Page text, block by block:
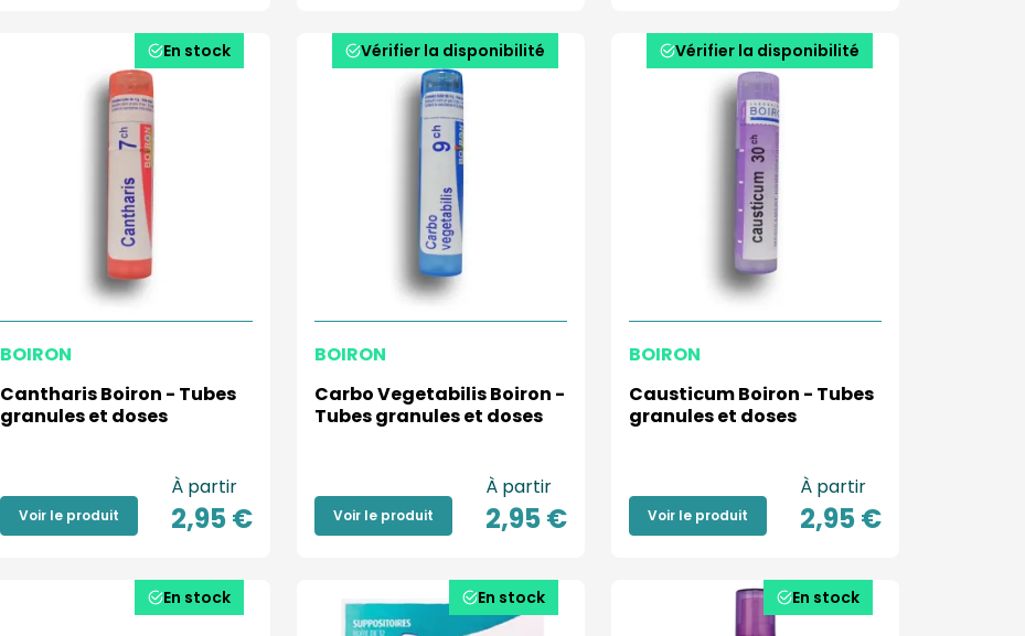
En stock
BOIRON
Cantharis Boiron - Tubes
granules et doses
Voir le produit
À partir
2,95 €
Vérifier la disponibilité
BOIRON
Carbo Vegetabilis Boiron -
Tubes granules et doses
Voir le produit
À partir
2,95 €
Vérifier la disponibilité
BOIRON
Causticum Boiron - Tubes
granules et doses
Voir le produit
À partir
2,95 €
En stock En stock En stock